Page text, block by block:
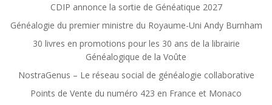
CDIP annonce la sortie de Généatique 2027
Généalogie du premier ministre du Royaume-Uni Andy Burnham
30 livres en promotions pour les 30 ans de la librairie
Généalogique de la Voûte
NostraGenus – Le réseau social de généalogie collaborative
Points de Vente du numéro 423 en France et Monaco